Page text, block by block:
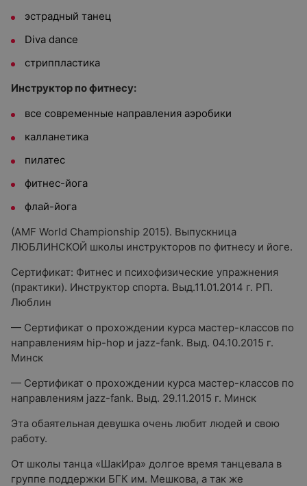
эстрадный танец
Diva dance
стриппластика
Инструктор по фитнесу:
все современные направления аэробики
калланетика
пилатес
фитнес-йога
флай-йога
(AMF World Championship 2015). Выпускница
ЛЮБЛИНСКОЙ школы инструкторов по фитнесу и йоге.
Сертификат: Фитнес и психофизические упражнения
(практики). Инструктор спорта. Выд.11.01.2014 г. РП.
Люблин
— Сертификат о прохождении курса мастер-классов по
направлениям hip-hop и jazz-fank. Выд. 04.10.2015 г.
Минск
— Сертификат о прохождении курса мастер-классов по
направлениям jazz-fank. Выд. 29.11.2015 г. Минск
Эта обаятельная девушка очень любит людей и свою
работу.
От школы танца «ШакИра» долгое время танцевала в
группе поддержки БГК им. Мешкова, а так же